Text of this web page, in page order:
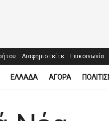
Διαφημιστείτε Επικοινωνία
ΕΛΛΑΔΑ ΑΓΟΡΑ